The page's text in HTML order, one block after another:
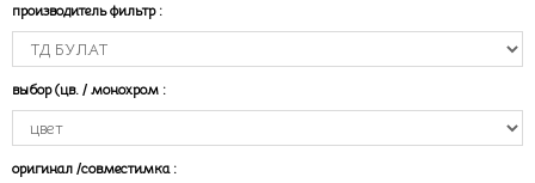
производитель фильтр :
выбор (цв. / монохром :
оригинал /совместимка :